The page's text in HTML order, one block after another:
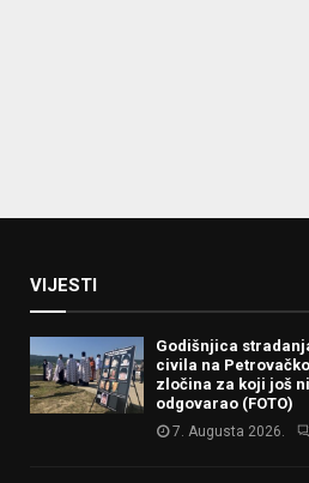
VIJESTI
Godišnjica
civila na
zločina za koji još
odgovarao (FOTO)
7. Augusta 2026.